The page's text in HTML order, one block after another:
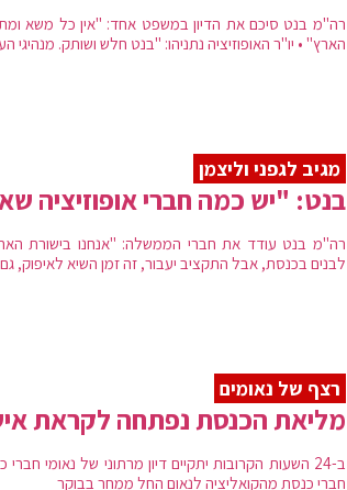
רה"מ בנט סיכם את הדיון במשפט אחד: "אין כל משא
הארץ" • יו"ר האופוזיציה נתניהו: "בנט חלש ושותק. מנהיגי
מגיב לגפני וליצמן
בנט: "יש כמה חברי אופוזיציה
רה"מ בנט עודד את חברי הממשלה: "אנחנו בישורת
לבנים בכנסת, אבל התקציב יעבור, זה זמן השיא לאיפוק,
רצף של נאומים
מליאת הכנסת נפתחה לקראת
ב-24 השעות הקרובות יתקיים דיון מרתוני של נאומי
חברי כנסת מהקואליציה לנאום החל ממחר בבוקר